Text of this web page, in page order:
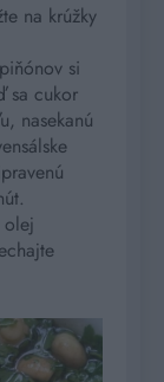
na krúžky
si
sa cukor
nasekanú